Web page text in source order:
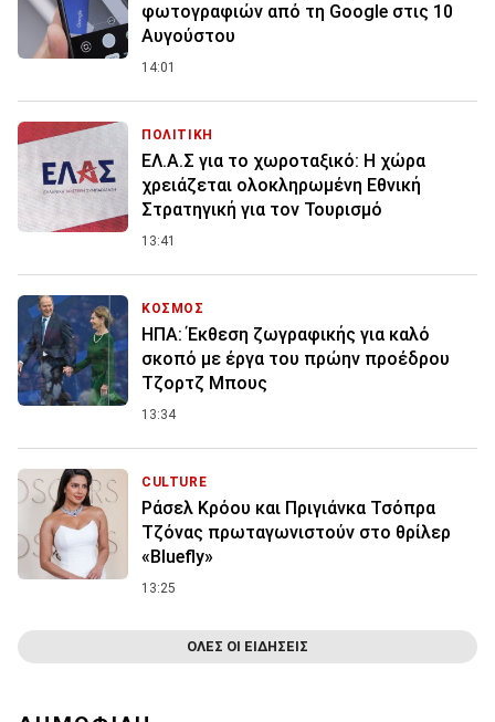
φωτογραφιών από τη Google στις 10
Αυγούστου
14:01
ΠΟΛΙΤΙΚΗ
ΕΛ.Α.Σ για το χωροταξικό: Η χώρα
χρειάζεται ολοκληρωμένη Εθνική
Στρατηγική για τον Τουρισμό
13:41
ΚΟΣΜΟΣ
ΗΠΑ: Έκθεση ζωγραφικής για καλό
σκοπό με έργα του πρώην προέδρου
Τζορτζ Μπους
13:34
CULTURE
Ράσελ Κρόου και Πριγιάνκα Τσόπρα
Τζόνας πρωταγωνιστούν στο θρίλερ
«Bluefly»
13:25
ΟΛΕΣ ΟΙ ΕΙΔΗΣΕΙΣ